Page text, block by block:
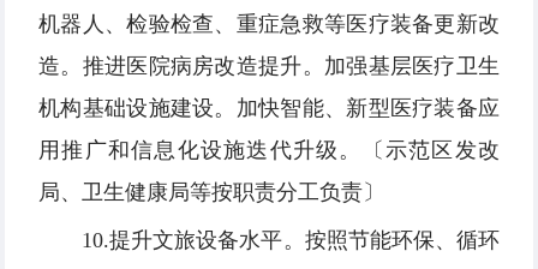
机器人、检验检查、重症急救等医疗装备更新改
造。推进医院病房改造提升。加强基层医疗卫生
机构基础设施建设。加快智能、新型医疗装备应
用推广和信息化设施迭代升级。〔示范区发改
局、卫生健康局等按职责分工负责〕
10.提升文旅设备水平。按照节能环保、循环